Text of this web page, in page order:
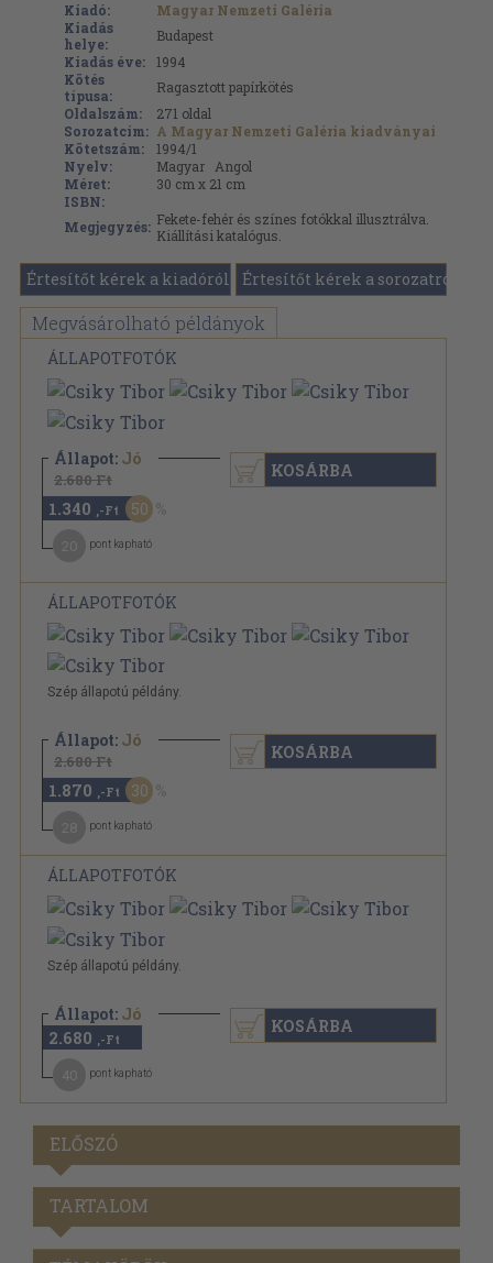
Kiadó:
Magyar Nemzeti Galéria
Kiadás
helye:
Budapest
Kiadás éve:
1994
Kötés
típusa:
Ragasztott papírkötés
Oldalszám:
271 oldal
Sorozatcím: A Magyar Nemzeti Galéria kiadványai
Kötetszám:
1994/1
Nyelv:
Magyar
Angol
Méret:
30 cm x 21 cm
ISBN:
Megjegyzés: Fekete-fehér és színes fotókkal illusztrálva.
Kiállítási katalógus.
Értesítőt kérek a kiadóról Értesítőt kérek a sorozatról
Megvásárolható példányok
ÁLLAPOTFOTÓK
Állapot: Jó
2.680 Ft
1.340 ,-Ft 50
pont kapható
KOSÁRBA
ÁLLAPOTFOTÓK
Szép állapotú példány.
Állapot: Jó
2.680 Ft
1.870 ,-Ft 30
pont kapható
KOSÁRBA
ÁLLAPOTFOTÓK
Szép állapotú példány.
Állapot: Jó
2.680 ,-Ft
pont kapható
KOSÁRBA
ELŐSZÓ
TARTALOM